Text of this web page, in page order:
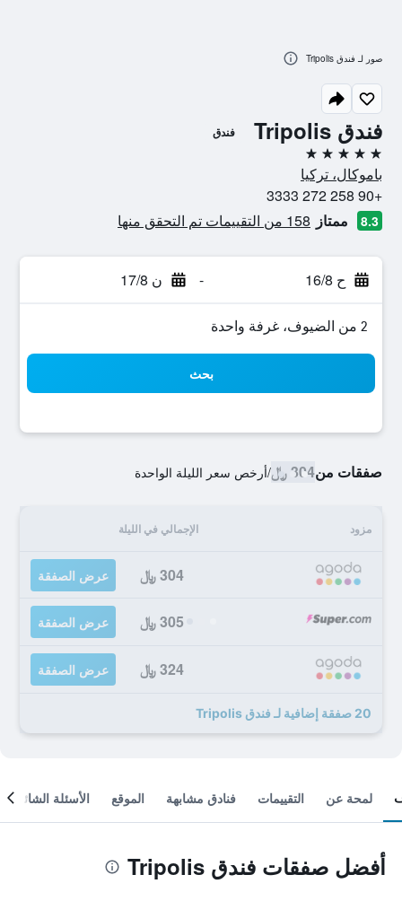
فندق Tripolis فندق
5 نجوم
باموكال، تركيا
+90 258 272 3333
8.3 ممتاز 158 من التقييمات تم التحقق منها
ح 16/8 - ن 17/8
2 من الضيوف، غرفة واحدة
بحث
صفقات من304 ﷼ /أرخص سعر الليلة الواحدة
مزود الإجمالي في الليلة
304 ﷼ عرض الصفقة
305 ﷼ عرض الصفقة
324 ﷼ عرض الصفقة
20 صفقة إضافية لـ فندق Tripolis
صور لـ فندق Tripolis
لمحة عن التقييمات فنادق مشابهة الموقع الأسئلة الشائعة
أفضل صفقات فندق Tripolis